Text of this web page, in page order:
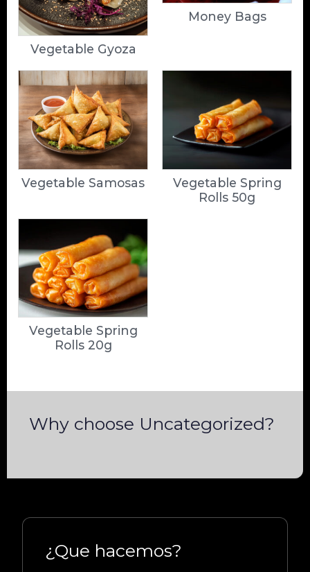
Vegetable Gyoza
Money Bags
Vegetable Samosas
Vegetable Spring
Rolls 50g
Vegetable Spring
Rolls 20g
Why choose Uncategorized?
¿Que hacemos?